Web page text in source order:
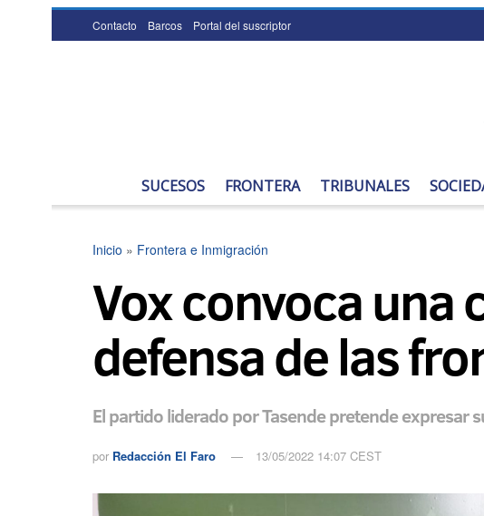
Contacto Barcos Portal del suscriptor
SUCESOS FRONTERA TRIBUNALES
Inicio » Frontera e Inmigración
Vox convoca una
defensa de las
El partido liderado por Tasende pretende expresar
por Redacción El Faro 13/05/2022 14:07 CEST